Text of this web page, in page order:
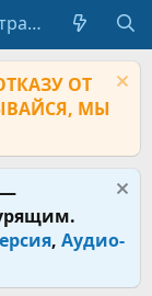
Регистрация
ОТ
МЫ
—
, Аудио-